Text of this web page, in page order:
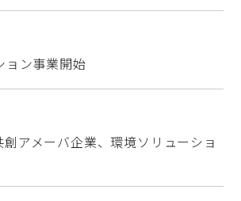
ョン事業開始
アメーバ企業、環境ソリューショ